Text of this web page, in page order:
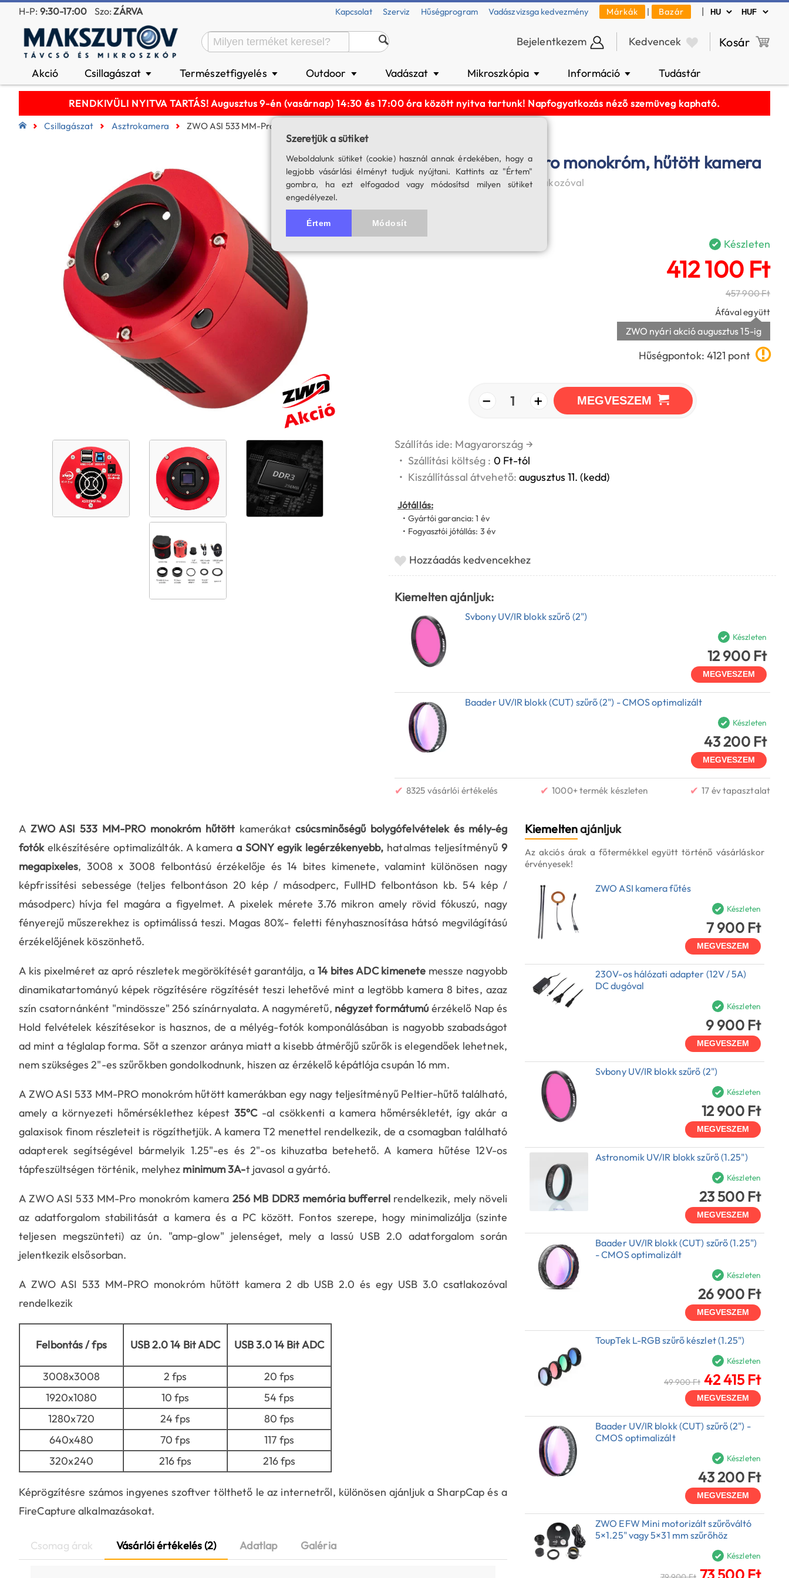
H-P: 9:30-17:00 Szo:ZÁRVA Kapcsolat Szerviz Hűségprogram Vadászvizsga kedvezmény Márkák | Bazár |
Bejelentkezem Kedvencek Kosár
Akció Csillagászat ▼ Természetfigyelés ▼ Outdoor ▼ Vadászat ▼ Mikroszkópia ▼ Információ ▼ Tudástár
RENDKIVÜLI NYITVA TARTÁS! Augusztus 9-én (vasárnap) 14:30 és 17:00 óra között nyitva tartunk! Napfogyatkozás néző szemüveg kapható.
Csillagászat Asztrokamera ZWO ASI 533 MM-Pro Monokróm, Hűtött Kamera
ZWO ASI 533 MM-Pro monokróm, hűtött kamera
2 db USB 2.0 + 1 db USB 3.0 csatlakozóval
Készleten
412 100 Ft
457 900 Ft
Áfával együtt
ZWO nyári akció augusztus 15-ig
Hűségpontok: 4121 pont
− 1 + MEGVESZEM
Szállítás ide: Magyarország →
• Szállítási költség : 0 Ft-tól
• Kiszállítással átvehető:augusztus 11. (kedd)
Jótállás:
• Gyártói garancia: 1 év
• Fogyasztói jótállás: 3 év
Hozzáadás kedvencekhez
Kiemelten ajánljuk:
Svbony UV/IR blokk szűrő (2")
Készleten
12 900 Ft
MEGVESZEM
Baader UV/IR blokk (CUT) szűrő (2") - CMOS optimalizált
Készleten
43 200 Ft
MEGVESZEM
✔ 8325 vásárlói értékelés ✔ 1000+ termék készleten ✔ 17 év tapasztalat
A ZWO ASI 533 MM-PRO monokróm hűtött kamerákatcsúcsminőségű bolygófelvételek és mély-ég
fotókelkészítésére optimalizálták. A kamera a SONY egyik legérzékenyebb, hatalmas teljesítményű 9
megapixeles, 3008 x 3008 felbontású érzékelője és 14 bites kimenete, valamint különösen nagy
képfrissítési sebessége (teljes felbontáson 20 kép / másodperc, FullHD felbontáson kb. 54 kép /
másodperc) hívja fel magára a figyelmet. A pixelek mérete 3.76 mikron amely rövid fókuszú, nagy
fényerejű műszerekhez is optimálissá teszi. Magas 80%- feletti fényhasznosítása hátsó megvilágítású
érzékelőjének köszönhető.
A kis pixelméret az apró részletek megörökítését garantálja, a14 bites ADC kimenete messze nagyobb
dinamikatartományú képek rögzítésére rögzítését teszi lehetővé mint a legtöbb kamera 8 bites, azaz
szín csatornánként "mindössze" 256 színárnyalata. A nagyméretű, négyzet formátumú érzékelő Nap és
Hold felvételek készítésekor is hasznos, de a mélyég-fotók komponálásában is nagyobb szabadságot
ad mint a téglalap forma. Sőt a szenzor aránya miatt a kisebb átmérőjű szűrők is elegendőek lehetnek,
nem szükséges 2"-es szűrőkben gondolkodnunk, hiszen az érzékelő képátlója csupán 16 mm.
A ZWO ASI 533 MM-PRO monokróm hűtött kamerákban egy nagy teljesítményű Peltier-hűtő található,
amely a környezeti hőmérséklethez képest35°C-al csökkenti a kamera hőmérsékletét, így akár a
galaxisok finom részleteit is rögzíthetjük. A kamera T2 menettel rendelkezik, de a csomagban található
adapterek segítségével bármelyik 1.25"-es és 2"-os kihuzatba betehető. A kamera hűtése 12V-os
tápfeszültségen történik, melyhez minimum 3A-t javasol a gyártó.
A ZWO ASI 533 MM-Pro monokróm kamera 256 MB DDR3 memória bufferrel rendelkezik, mely növeli
az adatforgalom stabilitását a kamera és a PC között. Fontos szerepe, hogy minimalizálja (szinte
teljesen megszünteti) az ún. "amp-glow" jelenséget, mely a lassú USB 2.0 adatforgalom során
jelentkezik elsősorban.
A ZWO ASI 533 MM-PRO monokróm hűtött kamera 2 db USB 2.0 és egy USB 3.0 csatlakozóval
rendelkezik
Felbontás / fps USB 2.0 14 Bit ADC USB 3.0 14 Bit ADC
3008x3008 2 fps
20 fps
1920x1080
10 fps
54 fps
1280x720
24 fps
80 fps
640x480
70 fps
117 fps
320x240
216 fps 216 fps
Képrögzítésre számos ingyenes szoftver tölthető le az internetről, különösen ajánljuk a SharpCap és a
FireCapture alkalmazásokat.
Csomag árak Vásárlói értékelés (2) Adatlap Galéria
Kiemeltenajánljuk
Az akciós árak a főtermékkel együtt történő vásárláskor
érvényesek!
ZWO ASI kamera fűtés
Készleten
7 900 Ft
MEGVESZEM
230V-os hálózati adapter (12V / 5A)
DC dugóval
Készleten
9 900 Ft
MEGVESZEM
Svbony UV/IR blokk szűrő (2")
Készleten
12 900 Ft
MEGVESZEM
Astronomik UV/IR blokk szűrő (1.25")
Készleten
23 500 Ft
MEGVESZEM
Baader UV/IR blokk (CUT) szűrő (1.25")
- CMOS optimalizált
Készleten
26 900 Ft
MEGVESZEM
ToupTek L-RGB szűrő készlet (1.25")
Készleten
49 900 Ft 42 415 Ft
MEGVESZEM
Baader UV/IR blokk (CUT) szűrő (2") -
CMOS optimalizált
Készleten
43 200 Ft
MEGVESZEM
ZWO EFW Mini motorizált szűrőváltó
5×1.25" vagy 5×31 mm szűrőhöz
Készleten
Szeretjük a sütiket
Weboldalunk sütiket (cookie) használ annak érdekében, hogy a
legjobb vásárlási élményt tudjuk nyújtani. Kattints az "Értem"
gombra, ha ezt elfogadod vagy módosítsd milyen sütiket
engedélyezel.
Értem Módosít